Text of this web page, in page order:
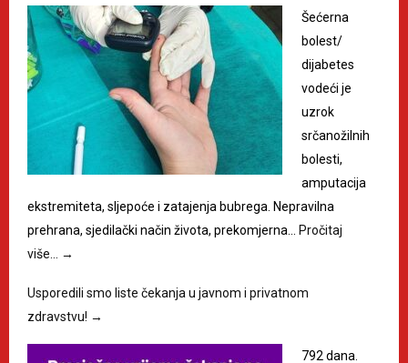
Šećerna
bolest/
dijabetes
vodeći je
uzrok
srčanožilnih
bolesti,
amputacija
ekstremiteta, sljepoće i zatajenja bubrega. Nepravilna
prehrana, sjedilački način života, prekomjerna…
Pročitaj
više…
→
Usporedili smo liste čekanja u javnom i privatnom
zdravstvu! →
792 dana.